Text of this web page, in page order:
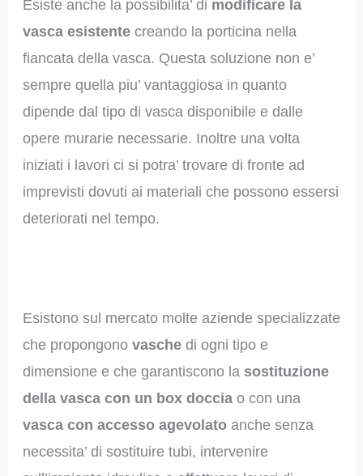
Esiste anche la possibilita’ di modificare la
vasca esistentecreando la porticina nella
fiancata della vasca. Questa soluzione non e’
sempre quella piu’ vantaggiosa in quanto
dipende dal tipo di vasca disponibile e dalle
opere murarie necessarie. Inoltre una volta
iniziati i lavori ci si potra’ trovare di fronte ad
imprevisti dovuti ai materiali che possono essersi
deteriorati nel tempo.
Esistono sul mercato molte aziende specializzate
che propongono vaschedi ogni tipo e
dimensione e che garantiscono la sostituzione
della vasca con un box docciao con una
vasca con accesso agevolatoanche senza
necessita’ di sostituire tubi, intervenire